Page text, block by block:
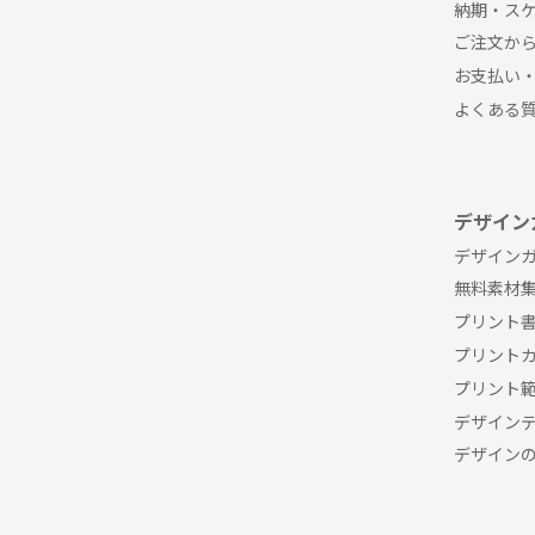
納期・ス
ご注文か
お支払い
よくある
デザイ
デザイン
無料素材
プリント
プリント
プリント
デザイン
デザイン